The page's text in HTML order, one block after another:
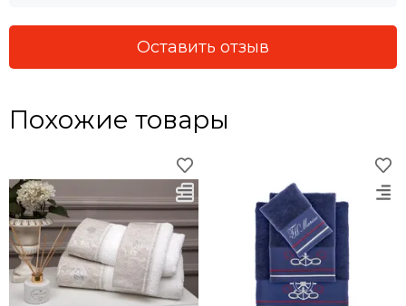
Оставить отзыв
Похожие товары